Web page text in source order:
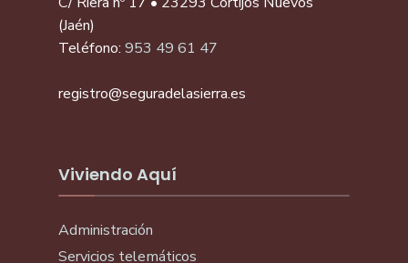
(Jaén)
Teléfono: 953 49 61 47
registro@seguradelasierra.es
Viviendo Aquí
Administración
Servicios telemáticos